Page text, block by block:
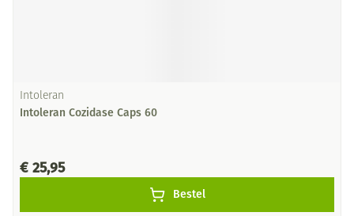
Intoleran
Intoleran Cozidase Caps 60
€ 25,95
Bestel